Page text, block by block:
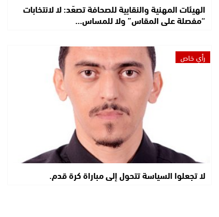
الهيئات المهنية والنقابية للصحافة تصعّد: لا لانتخابات
“مفصلة على المقاس” ولا للمساس…
رأي خاص
لا تجعلوا السياسة تتحول إلى مباراة كرة قدم.